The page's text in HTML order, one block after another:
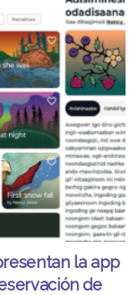
la app
de